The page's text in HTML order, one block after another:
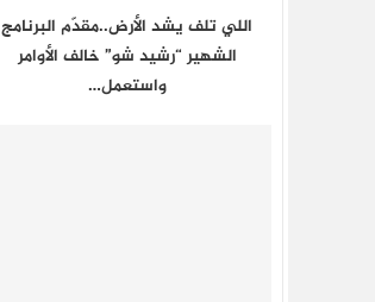
اللي تلف يشد الأرض..مقدّم البرنامج
الشهير “رشيد شو” خالف الأوامر
واستعمل…